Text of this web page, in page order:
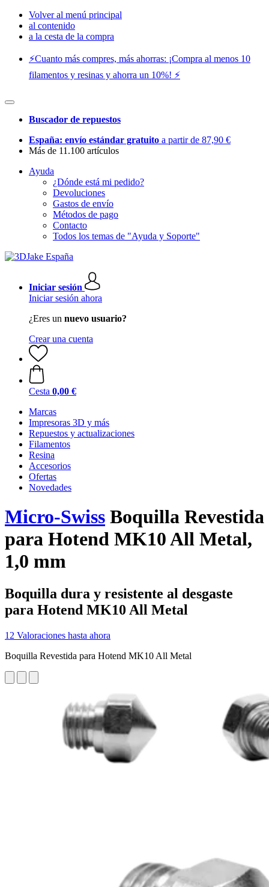
Volver al menú principal
al contenido
a la cesta de la compra
⚡️Cuanto más compres, más ahorras: ¡Compra al menos 10
filamentos y resinas y ahorra un 10%! ⚡️
Buscador de repuestos
España: envío estándar gratuito a partir de 87,90 €
Más de 11.100 artículos
Ayuda
¿Dónde está mi pedido?
Devoluciones
Gastos de envío
Métodos de pago
Contacto
Todos los temas de "Ayuda y Soporte"
Iniciar sesión
Iniciar sesión ahora
¿Eres un nuevo usuario?
Crear una cuenta
Cesta 0,00 €
Marcas
Impresoras 3D y más
Repuestos y actualizaciones
Filamentos
Resina
Accesorios
Ofertas
Novedades
Micro-Swiss Boquilla Revestida
para Hotend MK10 All Metal,
1,0 mm
Boquilla dura y resistente al desgaste
para Hotend MK10 All Metal
12 Valoraciones hasta ahora
Boquilla Revestida para Hotend MK10 All Metal